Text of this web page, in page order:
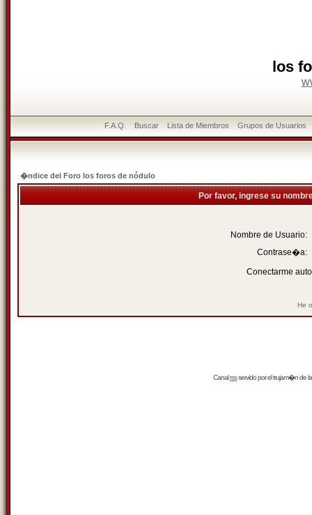
los
F.A.Q. Buscar Lista de Miembros Grupos de Usuarios
�ndice del Foro los foros de nódulo
Por favor, ingrese su
Nombre de Usuario:
Contrase�a:
Conectarme
He
Canalrssservido por eltrujam�nde